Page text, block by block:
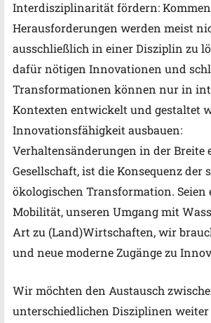
Interdisziplinarität fördern:
Herausforderungen werden meist
ausschließlich in einer Disziplin zu
dafür nötigen Innovationen und
Transformationen können nur in
Kontexten entwickelt und gestaltet
Innovationsfähigkeit ausbauen:
Verhaltensänderungen in der Breite
Gesellschaft, ist die Konsequenz der
ökologischen Transformation. Seien
Mobilität, unseren Umgang mit
Art zu (Land)Wirtschaften, wir
und neue moderne Zugänge zu
Wir möchten den Austausch
unterschiedlichen Disziplinen